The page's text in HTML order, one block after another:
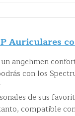
Auriculares
angehmen
con los
de sus
compatible